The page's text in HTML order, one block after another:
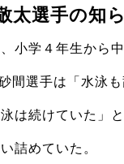
太選手の知
小学４年生から
間選手は「水泳
は続けていた」
詰めていた。